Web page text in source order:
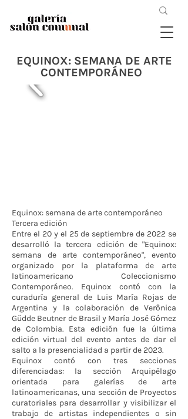
EQUINOX: SEMANA DE ARTE
CONTEMPORÁNEO
Equinox: semana de arte contemporáneo
Tercera edición
Entre el 20 y el 25 de septiembre de 2022 se
desarrolló la tercera edición de "Equinox:
semana de arte contemporáneo", evento
organizado por la plataforma de arte
latinoamericano Coleccionismo
Contemporáneo. Equinox contó con la
curaduría general de Luis María Rojas de
Argentina y la colaboración de Verônica
Güdde Beutner de Brasil y María José Gómez
de Colombia. Esta edición fue la última
edición virtual del evento antes de dar el
salto a la presencialidad a partir de 2023.
Equinox contó con tres secciones
diferenciadas: la sección Arquipélago
orientada para galerías de arte
latinoamericanas, una sección de Proyectos
curatoriales para desarrollar y visibilizar el
trabajo de artistas independientes o sin